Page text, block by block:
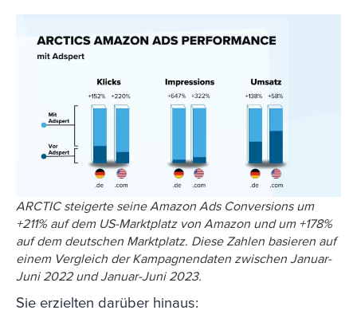
ARCTIC steigerte seine Amazon Ads Conversions um
+211% auf dem US-Marktplatz von Amazon und um +178%
auf dem deutschen Marktplatz. Diese Zahlen basieren auf
einem Vergleich der Kampagnendaten zwischen Januar-
Juni 2022 und Januar-Juni 2023.
Sie erzielten darüber hinaus: